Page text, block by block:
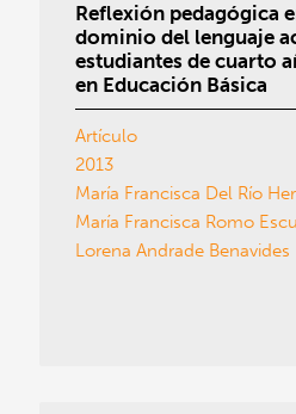
Reflexión pedagógica
dominio del lenguaje
estudiantes de cuarto
en Educación Básica
Artículo
2013
María Francisca Del Río
María Francisca Romo
Lorena Andrade Benavides